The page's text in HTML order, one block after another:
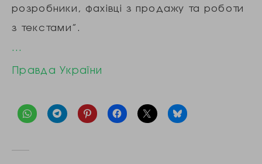
розробники, фахівці з продажу та роботи
з текстами”.
…
Правда України